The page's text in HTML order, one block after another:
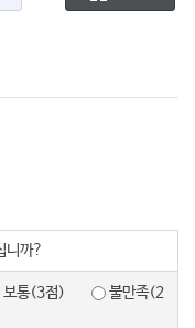
니까?
보통(3점)